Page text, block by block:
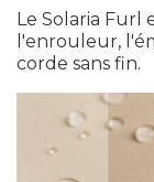
Le Solaria Furl
l'enrouleur,
corde sans fin.